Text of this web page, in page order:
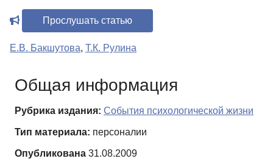
Прослушать статью
Е.В. Бакшутова, Т.К. Рулина
Общая информация
Рубрика издания: События психологической жизни
Тип материала: персоналии
Опубликована 31.08.2009